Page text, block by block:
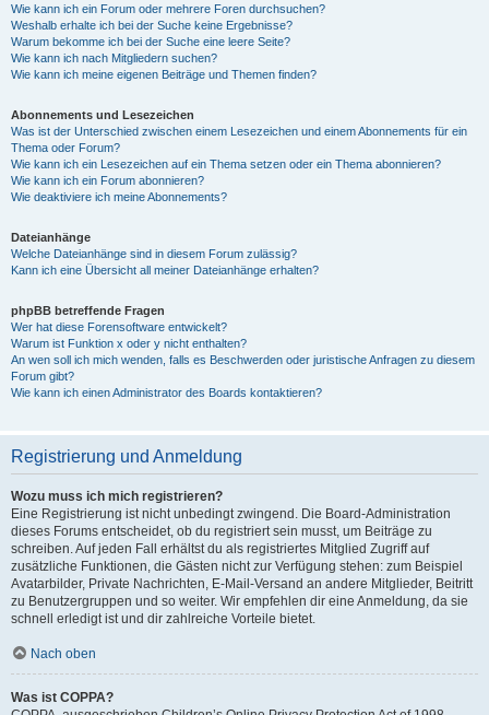
Wie kann ich ein Forum oder mehrere Foren durchsuchen?
Weshalb erhalte ich bei der Suche keine Ergebnisse?
Warum bekomme ich bei der Suche eine leere Seite?
Wie kann ich nach Mitgliedern suchen?
Wie kann ich meine eigenen Beiträge und Themen finden?
Abonnements und Lesezeichen
Was ist der Unterschied zwischen einem Lesezeichen und einem Abonnements für ein
Thema oder Forum?
Wie kann ich ein Lesezeichen auf ein Thema setzen oder ein Thema abonnieren?
Wie kann ich ein Forum abonnieren?
Wie deaktiviere ich meine Abonnements?
Dateianhänge
Welche Dateianhänge sind in diesem Forum zulässig?
Kann ich eine Übersicht all meiner Dateianhänge erhalten?
phpBB betreffende Fragen
Wer hat diese Forensoftware entwickelt?
Warum ist Funktion x oder y nicht enthalten?
An wen soll ich mich wenden, falls es Beschwerden oder juristische Anfragen zu diesem
Forum gibt?
Wie kann ich einen Administrator des Boards kontaktieren?
Registrierung und Anmeldung
Wozu muss ich mich registrieren?
Eine Registrierung ist nicht unbedingt zwingend. Die Board-Administration
dieses Forums entscheidet, ob du registriert sein musst, um Beiträge zu
schreiben. Auf jeden Fall erhältst du als registriertes Mitglied Zugriff auf
zusätzliche Funktionen, die Gästen nicht zur Verfügung stehen: zum Beispiel
Avatarbilder, Private Nachrichten, E-Mail-Versand an andere Mitglieder, Beitritt
zu Benutzergruppen und so weiter. Wir empfehlen dir eine Anmeldung, da sie
schnell erledigt ist und dir zahlreiche Vorteile bietet.
Nach oben
Was ist COPPA?